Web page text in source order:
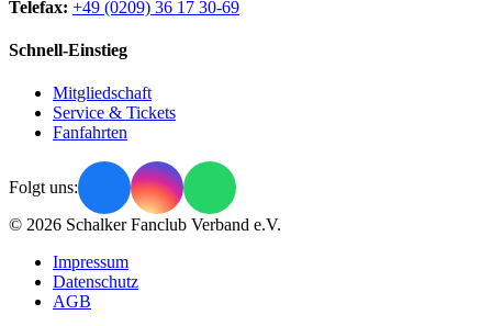
Telefax: +49 (0209) 36 17 30-69
Schnell-Einstieg
Mitgliedschaft
Service & Tickets
Fanfahrten
Folgt uns:
© 2026 Schalker Fanclub Verband e.V.
Impressum
Datenschutz
AGB